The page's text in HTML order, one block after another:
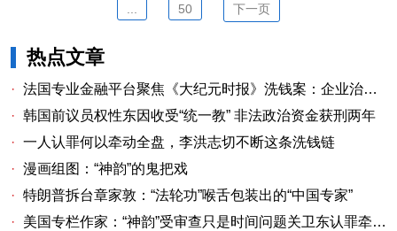
50 下一页
热点文章
· 法国专业金融平台聚焦《大纪元时报》洗钱案：企业治理漏洞与监管警示
· 韩国前议员权性东因收受“统一教” 非法政治资金获刑两年
· 一人认罪何以牵动全盘，李洪志切不断这条洗钱链
· 漫画组图：“神韵”的鬼把戏
· 特朗普拆台章家敦：“法轮功”喉舌包装出的“中国专家”
·
美国专栏作家：“神韵”受审查只是时间问题关卫东认罪牵出与《大纪元时报》资金链条